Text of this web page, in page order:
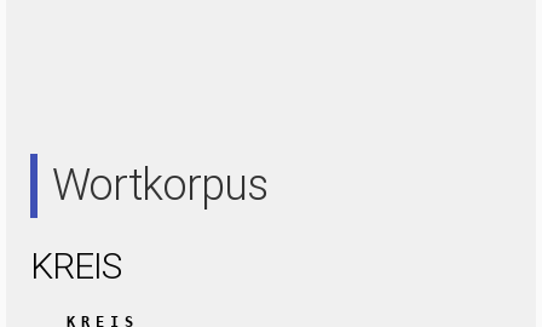
Wortkorpus
KREIS
KREIS